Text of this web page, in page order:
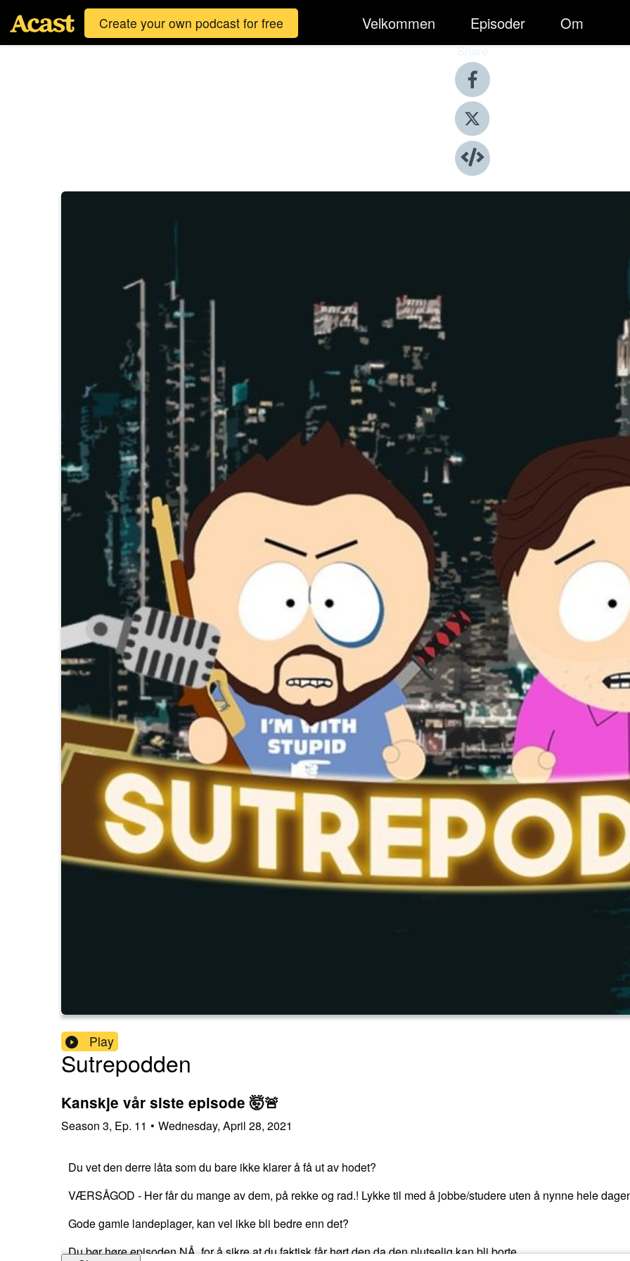
Create your own podcast for free Velkommen Episoder Om
Share
Play
Sutrepodden
Kanskje vår siste episode 🤯🚨
Season 3, Ep. 11 • Wednesday, April 28, 2021
Du vet den derre låta som du bare ikke klarer å få ut av hodet?
VÆRSÅGOD - Her får du mange av dem, på rekke og rad.! Lykke til med å jobbe/studere uten å nynne hele
Gode gamle landeplager, kan vel ikke bli bedre enn det?
Du bør høre episoden NÅ, for å sikre at du faktisk får hørt den da den plutselig kan bli borte.